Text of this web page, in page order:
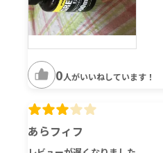
0人がいいねしています！
あらフィフ